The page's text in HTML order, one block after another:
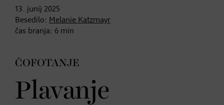
13. junij 2025
Besedilo: Melanie Katzmayr
čas branja: 6 min
ČOFOTANJE
Plavanje